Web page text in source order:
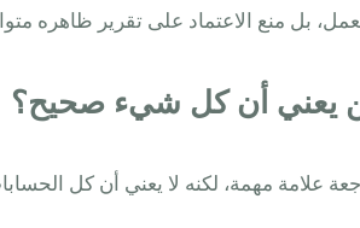
بل منع الاعتماد على تقرير ظاهره
يعني أن كل شيء صحيح؟
علامة مهمة، لكنه لا يعني أن كل